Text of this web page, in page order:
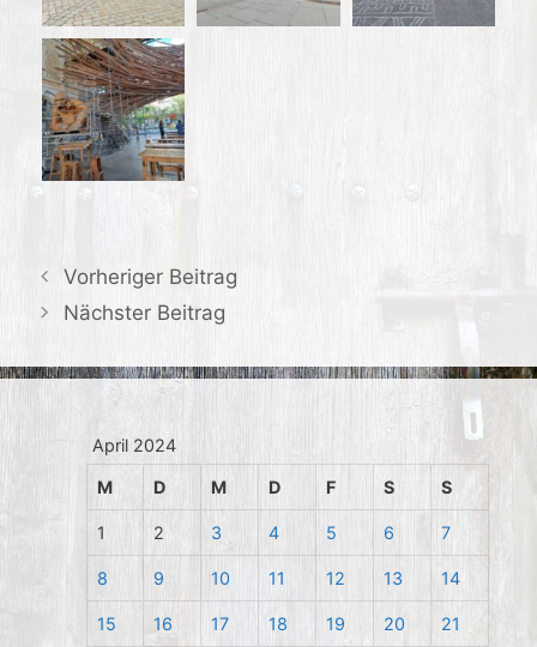
Vorheriger Beitrag
Nächster Beitrag
April 2024
M D M D F S S
1 2 3 4 5 6 7
8 9 10 11 12 13 14
15 16 17 18 19 20 21